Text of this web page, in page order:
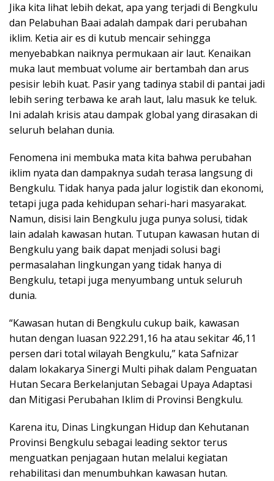
Jika kita lihat lebih dekat, apa yang terjadi di Bengkulu
dan Pelabuhan Baai adalah dampak dari perubahan
iklim. Ketia air es di kutub mencair sehingga
menyebabkan naiknya permukaan air laut. Kenaikan
muka laut membuat volume air bertambah dan arus
pesisir lebih kuat. Pasir yang tadinya stabil di pantai jadi
lebih sering terbawa ke arah laut, lalu masuk ke teluk.
Ini adalah krisis atau dampak global yang dirasakan di
seluruh belahan dunia.
Fenomena ini membuka mata kita bahwa perubahan
iklim nyata dan dampaknya sudah terasa langsung di
Bengkulu. Tidak hanya pada jalur logistik dan ekonomi,
tetapi juga pada kehidupan sehari-hari masyarakat.
Namun, disisi lain Bengkulu juga punya solusi, tidak
lain adalah kawasan hutan. Tutupan kawasan hutan di
Bengkulu yang baik dapat menjadi solusi bagi
permasalahan lingkungan yang tidak hanya di
Bengkulu, tetapi juga menyumbang untuk seluruh
dunia.
“Kawasan hutan di Bengkulu cukup baik, kawasan
hutan dengan luasan 922.291,16 ha atau sekitar 46,11
persen dari total wilayah Bengkulu,” kata Safnizar
dalam lokakarya Sinergi Multi pihak dalam Penguatan
Hutan Secara Berkelanjutan Sebagai Upaya Adaptasi
dan Mitigasi Perubahan Iklim di Provinsi Bengkulu.
Karena itu, Dinas Lingkungan Hidup dan Kehutanan
Provinsi Bengkulu sebagai leading sektor terus
menguatkan penjagaan hutan melalui kegiatan
rehabilitasi dan menumbuhkan kawasan hutan.